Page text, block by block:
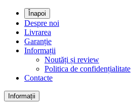
Înapoi
Despre noi
Livrarea
Garanție
Informații
Noutăți și review
Politica de confidențialitate
Contacte
Informații